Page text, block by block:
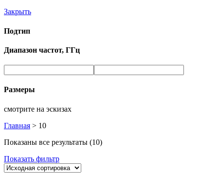
Закрыть
Подтип
Диапазон частот, ГГц
Размеры
смотрите на эскизах
Главная > 10
Показаны все результаты (10)
Показать фильтр